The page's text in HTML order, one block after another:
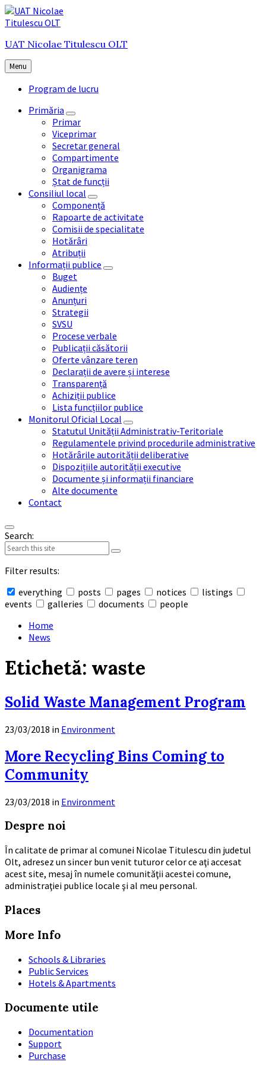
Skip
to
Skip
to
navigation
Skip
to
UAT Nicolae Titulescu OLT
Menu
Program de lucru
Primăria
Primar
Viceprimar
Secretar general
Compartimente
Organigrama
Ștat de funcții
Consiliul local
Componență
Rapoarte de activitate
Comisii de specialitate
Hotărâri
Atribuții
Informații publice
Buget
Audiențe
Anunțuri
Strategii
SVSU
Procese verbale
Publicații căsătorii
Oferte vânzare teren
Declarații de avere și interese
Transparență
Achiziții publice
Lista funcțiilor publice
Monitorul Oficial Local
Statutul Unității Administrativ-Teritoriale
Regulamentele privind procedurile administrative
Hotărârile autorității deliberative
Dispozițiile autorității executive
Documente și informații financiare
Alte documente
Contact
Search:
Filter results:
everything
posts pages notices
listings
events
galleries documents people
search
Home
News
Etichetă: waste
Solid Waste Management Program
23/03/2018 in Environment
Read
More
More Recycling Bins Coming to
Community
23/03/2018 in Environment
Read
Despre noi
În calitate de primar al comunei Nicolae Titulescu din judetul
Olt, adresez un sincer bun venit tuturor celor ce aţi accesat
acest site, mesaj în numele comunităţii acestei comune,
administraţiei publice locale şi al meu personal.
Places
More Info
Schools & Libraries
Public Services
Hotels & Apartments
Documente utile
Documentation
Support
Purchase